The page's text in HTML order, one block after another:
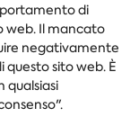
di
web. Il mancato
negativamente
sito web. È
qualsiasi